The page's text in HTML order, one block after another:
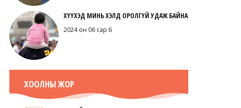
ХҮҮХЭД МИНЬ ХЭЛД ОРОЛГҮЙ УДАЖ БАЙНА
2024 он 06 сар 6
ХООЛНЫ ЖОР